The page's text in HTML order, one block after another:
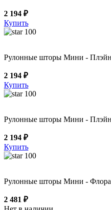
2 194 ₽
Купить
100
Рулонные шторы Мини -
2 194 ₽
Купить
100
Рулонные шторы Мини -
2 194 ₽
Купить
100
Рулонные шторы Мини -
2 481 ₽